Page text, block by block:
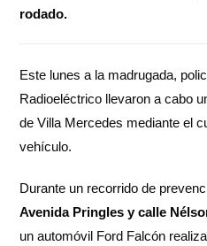
rodado.
Este lunes a la madrugada,
Radioeléctrico llevaron a cabo
de Villa Mercedes mediante el
vehículo.
Durante un recorrido de
Avenida Pringles y calle
un automóvil Ford Falcón